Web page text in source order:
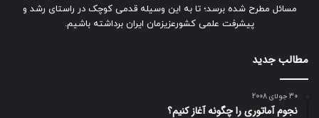
مسائل مطرح شده برسد؛ تا به این وسیله قدمی کوچک در راستای رشد و
پیشرفت علمی کشورعزیزمان ایران برداشته باشیم.
مطالب جدید
30 جولای 2008
نجوم آماتوری را چگونه آغاز کنیم؟